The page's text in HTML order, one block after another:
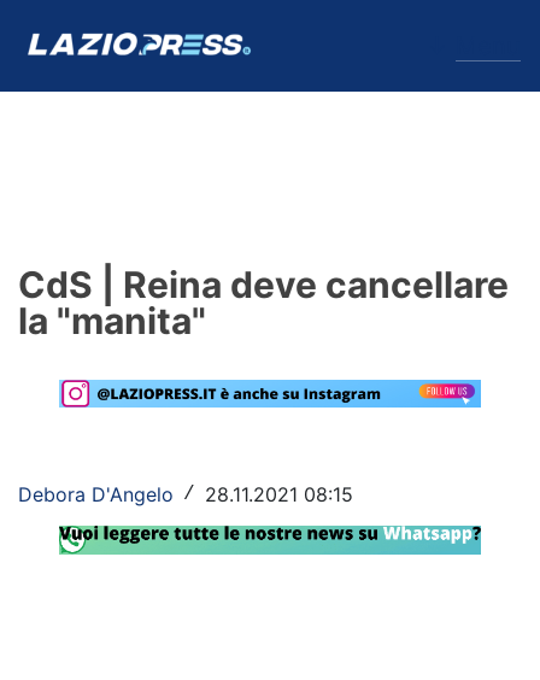
Formello
Primavera
Lazio Women
CdS | Reina deve cancellare
la "manita"
Debora D'Angelo / 28.11.2021 08:15